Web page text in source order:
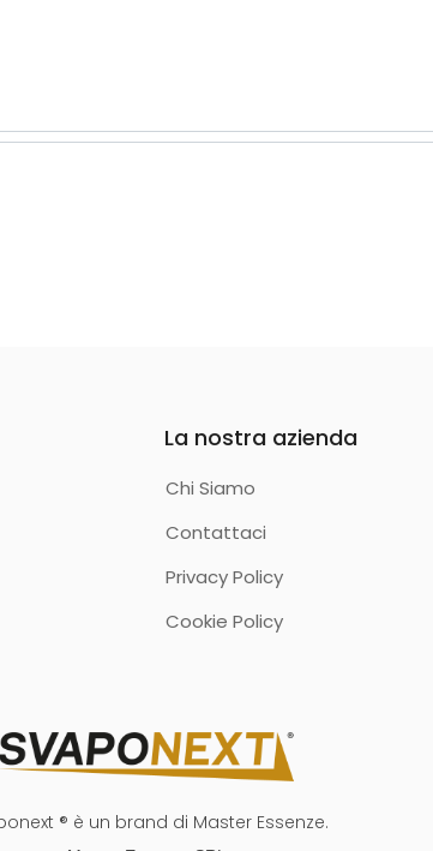
La nostra azienda
Chi Siamo
Contattaci
Privacy Policy
Cookie Policy
® è un brand di Master Essenze.